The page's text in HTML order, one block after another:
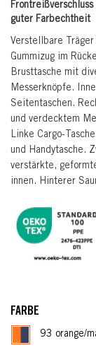
guter Farbechtheit
Verstellbare
Gummizug im
Brusttasche mit
Messerknöpfe.
Seitentaschen.
und verdecktem
Linke Cargo-
und Handytasche.
verstärkte,
innen. Hinterer
FARBE
93 orange/